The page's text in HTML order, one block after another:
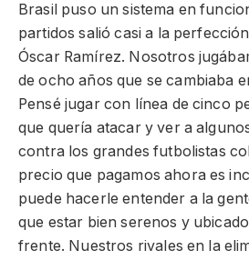
Brasil puso un sistema en
partidos salió casi a la
Óscar Ramírez. Nosotros
de ocho años que se cambiaba
Pensé jugar con línea de cinco
que quería atacar y ver a
contra los grandes futbolistas
precio que pagamos ahora es
puede hacerle entender a la
que estar bien serenos y
frente. Nuestros rivales en la